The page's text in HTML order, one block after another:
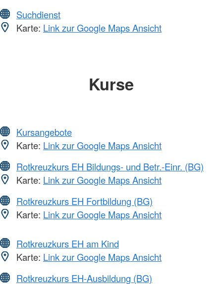
Suchdienst
Karte: Link zur Google Maps Ansicht
Kurse
Kursangebote
Karte: Link zur Google Maps Ansicht
Rotkreuzkurs EH Bildungs- und Betr.-Einr. (BG)
Karte: Link zur Google Maps Ansicht
Rotkreuzkurs EH Fortbildung (BG)
Karte: Link zur Google Maps Ansicht
Rotkreuzkurs EH am Kind
Karte: Link zur Google Maps Ansicht
Rotkreuzkurs EH-Ausbildung (BG)